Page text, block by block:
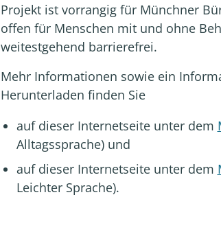
Projekt ist vorrangig für Münchner
offen für Menschen mit und ohne
weitestgehend barrierefrei.
Mehr Informationen sowie ein
Herunterladen finden Sie
auf dieser Internetseite unter dem
Alltagssprache) und
auf dieser Internetseite unter dem
Leichter Sprache).